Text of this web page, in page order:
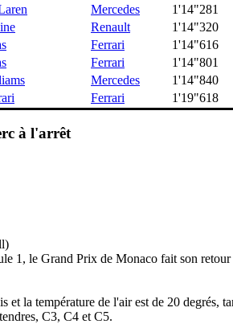
Mercedes 1'14"281
Renault 1'14"320
Ferrari 1'14"616
Ferrari 1'14"801
Mercedes 1'14"840
Ferrari 1'19"618
à l'arrêt
1, le Grand Prix de Monaco fait son
et la température de l'air est de 20 degrés,
C3, C4 et C5.